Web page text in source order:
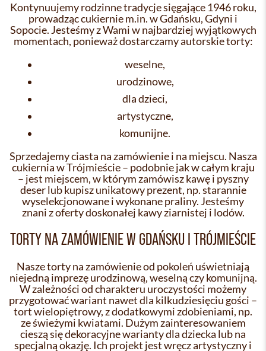
Kontynuujemy rodzinne tradycje sięgające 1946 roku,
prowadząc cukiernie m.in. w Gdańsku, Gdyni i
Sopocie. Jesteśmy z Wami w najbardziej wyjątkowych
momentach, ponieważ dostarczamy autorskie torty:
weselne,
urodzinowe,
dla dzieci,
artystyczne,
komunijne.
Sprzedajemy ciasta na zamówienie i na miejscu. Nasza
cukiernia w Trójmieście – podobnie jak w całym kraju
– jest miejscem, w którym zamówisz kawę i pyszny
deser lub kupisz unikatowy prezent, np. starannie
wyselekcjonowane i wykonane praliny. Jesteśmy
znani z oferty doskonałej kawy ziarnistej i lodów.
TORTY NA ZAMÓWIENIE W GDAŃSKU I TRÓJMIEŚCIE
Nasze torty na zamówienie od pokoleń uświetniają
niejedną imprezę urodzinową, weselną czy komunijną.
W zależności od charakteru uroczystości możemy
przygotować wariant nawet dla kilkudziesięciu gości –
tort wielopiętrowy, z dodatkowymi zdobieniami, np.
ze świeżymi kwiatami. Dużym zainteresowaniem
cieszą się dekoracyjne warianty dla dziecka lub na
specjalną okazję. Ich projekt jest wręcz artystyczny i